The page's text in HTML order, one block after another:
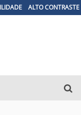
Busca
ALTO CONTRASTE